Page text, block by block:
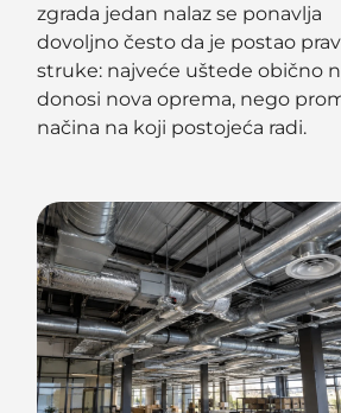
zgrada jedan nalaz se ponavlja
dovoljno često da je postao
struke: najveće uštede obično
donosi nova oprema, nego
načina na koji postojeća radi.